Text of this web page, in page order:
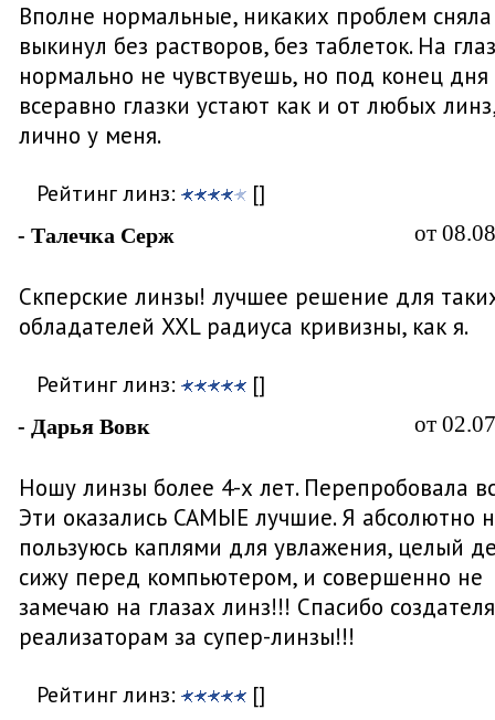
Вполне нормальные, никаких проблем
выкинул без растворов, без таблеток. На
нормально не чувствуешь, но под конец дня
всеравно глазки устают как и от любых линз,
лично у меня.
Рейтинг линз: []
- Талечка Серж от
Скперские линзы! лучшее решение для
обладателей XXL радиуса кривизны, как я.
Рейтинг линз: []
- Дарья Вовк от
Ношу линзы более 4-х лет. Перепробовала
Эти оказались САМЫЕ лучшие. Я абсолютно
пользуюсь каплями для увлажения, целый
сижу перед компьютером, и совершенно не
замечаю на глазах линз!!! Спасибо
реализаторам за супер-линзы!!!
Рейтинг линз: []